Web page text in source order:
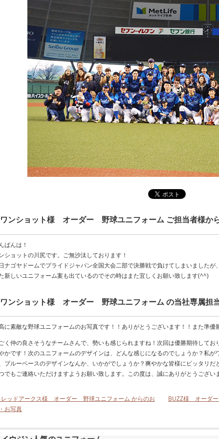
ワンショット様 オーダー 野球ユニフォーム ご担当者様か
ばんは！
ショットの川尻です。ご無沙汰しております！
ナゴヤドームでプライドジャパン全国大会二部で決勝戦で負けてしまいましたが
新しいユニフォーム案も出ているのでその時はまた宜しくお願い致します(^^)
ワンショット様 オーダー 野球ユニフォーム の当社専属担
に素敵な野球ユニフォームのお写真です！！ありがとうございます！！また準優
く仲の良さそうなチームさんで、勢いも感じられますね！次回は優勝期待して
かです！次のユニフォームのデザインは、どんな感じになるのでしょうか？私
ブルーベースのデザインなんか、いかがでしょうか？爽やかな皆様にピッタリ
でもご連絡いただけますようお願い致します。この度は、誠にありがとうござい
レッドアークス様 オーダー 野球ユニフォーム からのお
お写真
BUZZ様 オーダ